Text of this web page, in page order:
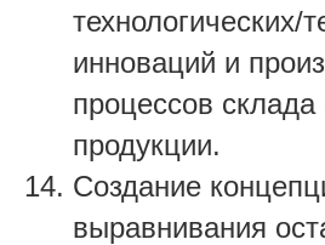
технологических/
инноваций и
процессов склада
продукции.
Создание
выравнивания